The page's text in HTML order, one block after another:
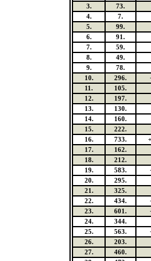
3.
73.
4.
7.
5.
99.
6.
91.
7.
59.
8.
49.
9.
78.
10.
296.
11.
105.
12.
197.
13.
130.
14.
160.
15.
222.
16.
733.
17.
162.
18.
212.
19.
583.
20.
295.
21.
325.
22.
434.
23.
601.
24.
344.
25.
563.
26.
203.
27.
460.